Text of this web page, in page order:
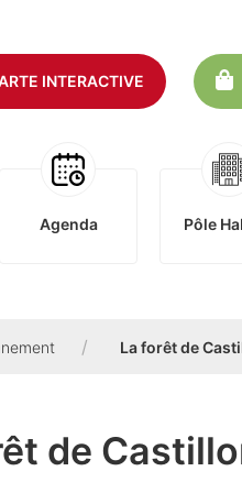
INTERACTIVE
Agenda Pôle
La forêt de
de